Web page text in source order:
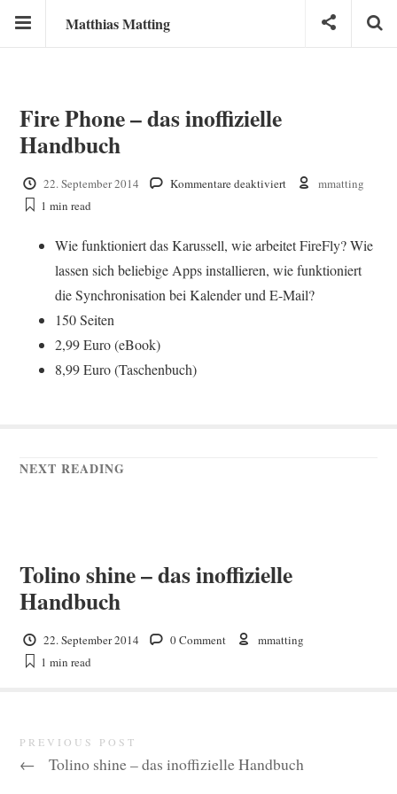
Matthias Matting
Fire Phone – das inoffizielle
Handbuch
22. September 2014 Kommentare deaktiviertfür
das
inoffizielle
mmatting
1 min read
Wie funktioniert das Karussell, wie arbeitet FireFly? Wie
lassen sich beliebige Apps installieren, wie funktioniert
die Synchronisation bei Kalender und E-Mail?
150 Seiten
2,99 Euro (eBook)
8,99 Euro (Taschenbuch)
NEXT READING
Tolino shine – das inoffizielle
Handbuch
22. September 2014 0 Comment
mmatting
1 min read
PREVIOUS POST
← Tolino shine – das inoffizielle Handbuch